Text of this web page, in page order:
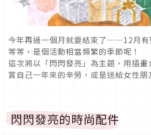
今年再過一個月就要結束了……12月有
等等，是個活動相當頻繁的季節呢！
這次將以「閃閃發亮」為主題，用插畫
賞自己一年來的辛勞，或是送給女性朋
閃閃發亮的時尚配件